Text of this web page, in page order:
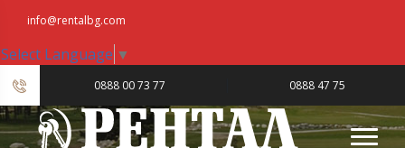
info@rentalbg.com
Select Language ▼
0888 00 73 77 0888 47 75
23